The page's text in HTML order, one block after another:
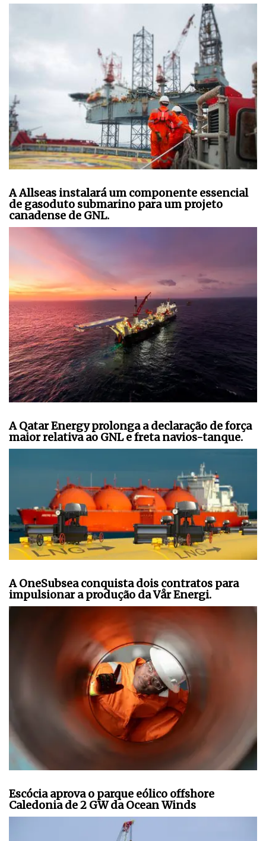
A Allseas instalará um componente essencial
de gasoduto submarino para um projeto
canadense de GNL.
A Qatar Energy prolonga a declaração de força
maior relativa ao GNL e freta navios-tanque.
A OneSubsea conquista dois contratos para
impulsionar a produção da Vår Energi.
Escócia aprova o parque eólico offshore
Caledonia de 2 GW da Ocean Winds